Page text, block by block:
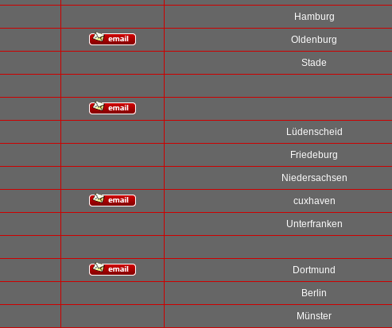
Hamburg
Oldenburg
Stade
Lüdenscheid
Friedeburg
Niedersachsen
cuxhaven
Unterfranken
Dortmund
Berlin
Münster